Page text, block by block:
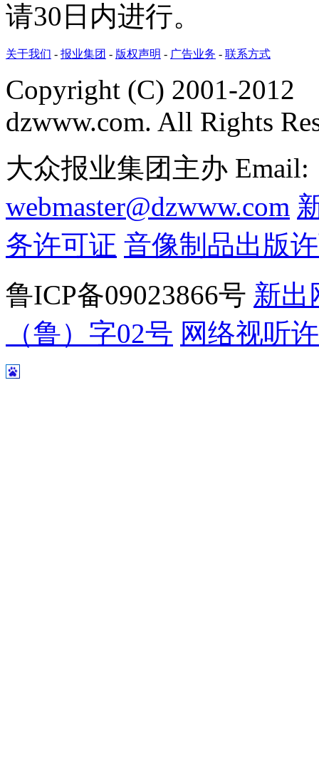
请30日内进行。
关于我们 - 报业集团 - 版权声明 - 广告业务 - 联系方式
Copyright (C) 2001-2012
dzwww.com. All Rights
大众报业集团主办 Email:
webmaster@dzwww.com
务许可证 音像制品出版
鲁ICP备09023866号 新出
（鲁）字02号 网络视听